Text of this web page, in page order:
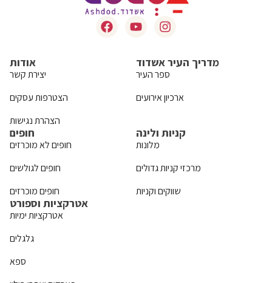
אודות
יצירת קשר
הצטרפות עסקים
הצהרת נגישות
מדריך העיר אשדוד
ספר העיר
ארכיון אירועים
חופים
חופים לא מוכרזים
חופים לגולשים
חופים מוכרזים
קניות ולינה
מלונות
מרכזי קניות גדולים
שווקים וקניות
אטרקציות וספורט
אטרקציות ימיות
גלגלים
ספא